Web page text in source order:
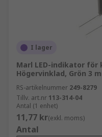
I lager
Marl LED-indikator
Högervinklad, Grön 3
RS-artikelnummer 249-8279
Tillv. art.nr 113-314-04
Antal (1 enhet)
11,77 kr(exkl. moms)
Antal